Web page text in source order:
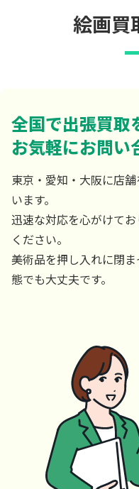
絵画買
全国で出張買取
お気軽にお問い
東京・愛知・大阪に店
います。
迅速な対応を心がけて
ください。
美術品を押し入れに閉
態でも大丈夫です。